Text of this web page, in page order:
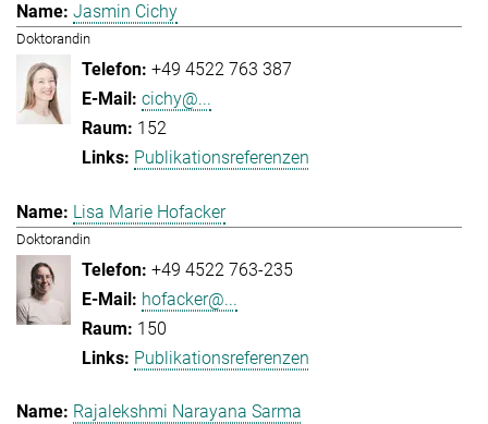
Jasmin Cichy
Doktorandin
+49 4522 763 387
cichy@...
152
Publikationsreferenzen
Lisa Marie Hofacker
Doktorandin
+49 4522 763-235
hofacker@...
150
Publikationsreferenzen
Rajalekshmi Narayana Sarma